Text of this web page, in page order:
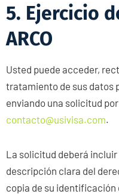
5. Ejercicio
ARCO
Usted puede acceder,
tratamiento de sus datos
enviando una solicitud
contacto@usivisa.com.
La solicitud deberá
descripción clara del
copia de su